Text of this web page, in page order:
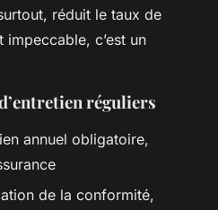
réduit le taux de
c’est un
réguliers
annuel obligatoire,
de la conformité,